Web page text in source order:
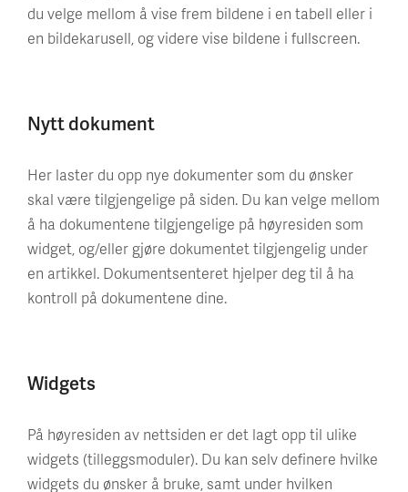
du velge mellom å vise frem bildene i en tabell eller i
en bildekarusell, og videre vise bildene i fullscreen.
Nytt dokument
Her laster du opp nye dokumenter som du ønsker
skal være tilgjengelige på siden. Du kan velge mellom
å ha dokumentene tilgjengelige på høyresiden som
widget, og/eller gjøre dokumentet tilgjengelig under
en artikkel. Dokumentsenteret hjelper deg til å ha
kontroll på dokumentene dine.
Widgets
På høyresiden av nettsiden er det lagt opp til ulike
widgets (tilleggsmoduler). Du kan selv definere hvilke
widgets du ønsker å bruke, samt under hvilken